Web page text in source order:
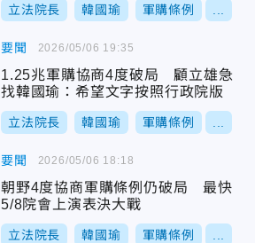
立法院長 韓國瑜 軍購條例
要聞
1.25兆軍購協商4度破局 顧立雄急
找韓國瑜：希望文字按照行政院版
立法院長 韓國瑜 軍購條例
2026/05/06 19:35
要聞
朝野4度協商軍購條例仍破局 最快
5/8院會上演表決大戰
立法院長 韓國瑜 軍購條例
2026/05/06 18:18